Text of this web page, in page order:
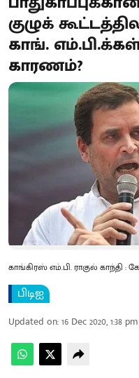
குழுக்
காங்.
காரணம்?
காங்கிரஸ் எம்.பி. ராகுல் காந்தி :
பிடிஐ
Updated on:16 Dec 2020, 1:38 pm